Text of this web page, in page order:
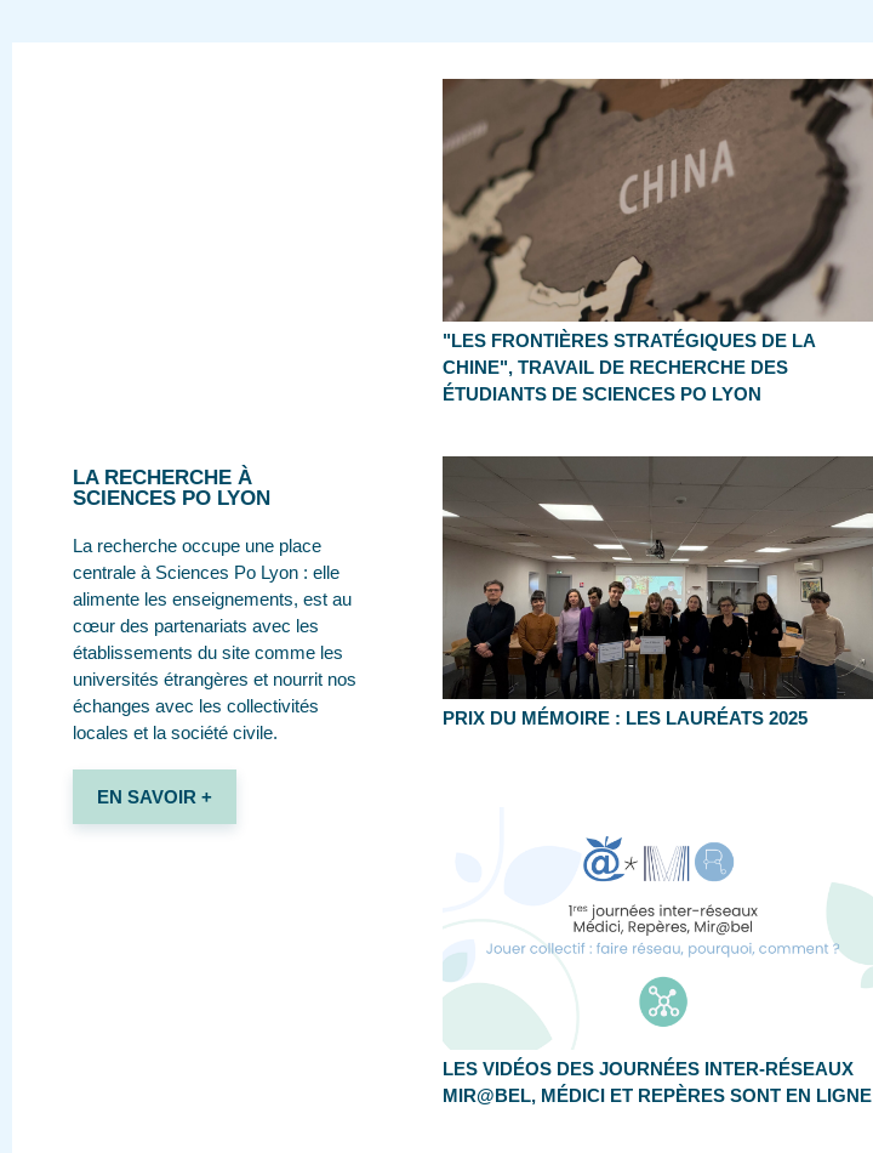
LA RECHERCHE À
SCIENCES PO LYON
La recherche occupe une place
centrale à Sciences Po Lyon : elle
alimente les enseignements, est au
cœur des partenariats avec les
établissements du site comme les
universités étrangères et nourrit nos
échanges avec les collectivités
locales et la société civile.
EN SAVOIR +
"LES FRONTIÈRES STRATÉGIQUES DE LA
CHINE", TRAVAIL DE RECHERCHE DES
ÉTUDIANTS DE SCIENCES PO LYON
PRIX DU MÉMOIRE : LES LAURÉATS 2025
LES VIDÉOS DES JOURNÉES INTER-RÉSEAUX
MIR@BEL, MÉDICI ET REPÈRES SONT EN LIGNE